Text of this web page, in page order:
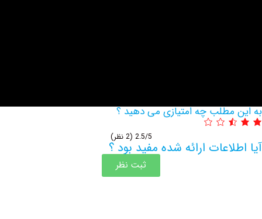
چه امتیازی می دهید ؟
ارائه شده مفید بود ؟